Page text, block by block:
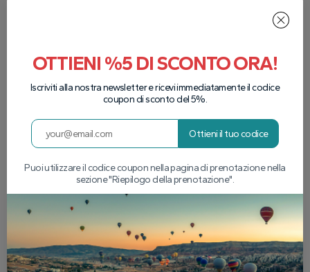
OTTIENI %5 DI SCONTO ORA!
Iscriviti alla nostra newsletter e ricevi immediatamente il codice
coupon di sconto del 5%.
Ottieni il tuo codice
Puoi utilizzare il codice coupon nella pagina di prenotazione nella
sezione "Riepilogo della prenotazione".